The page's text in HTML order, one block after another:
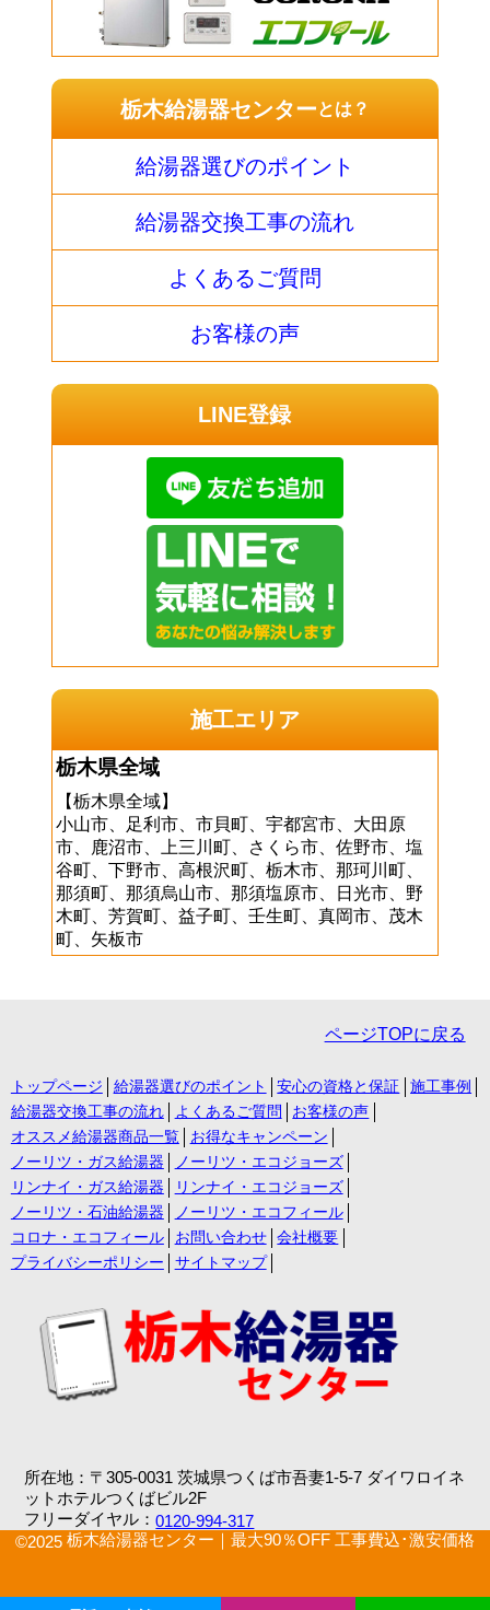
栃木給湯器センターとは？
給湯器選びのポイント
給湯器交換工事の流れ
よくあるご質問
お客様の声
LINE登録
施工エリア
栃木県全域
【栃木県全域】
小山市、足利市、市貝町、宇都宮市、大田原
市、鹿沼市、上三川町、さくら市、佐野市、塩
谷町、下野市、高根沢町、栃木市、那珂川町、
那須町、那須烏山市、那須塩原市、日光市、野
木町、芳賀町、益子町、壬生町、真岡市、茂木
町、矢板市
ページTOPに戻る
トップページ 給湯器選びのポイント 安心の資格と保証
施工事例
給湯器交換工事の流れ
よくあるご質問
お客様の声
オススメ給湯器商品一覧
お得なキャンペーン
ノーリツ・ガス給湯器
ノーリツ・エコジョーズ
リンナイ・ガス給湯器
リンナイ・エコジョーズ
ノーリツ・石油給湯器
ノーリツ・エコフィール
コロナ・エコフィール
お問い合わせ
会社概要
プライバシーポリシー
サイトマップ
所在地：〒305-0031 茨城県つくば市吾妻1-5-7 ダイワロイネ
ットホテルつくばビル2F
フリーダイヤル：0120-994-317
©2025 栃木給湯器センター｜最大90％OFF 工事費込･激安価格